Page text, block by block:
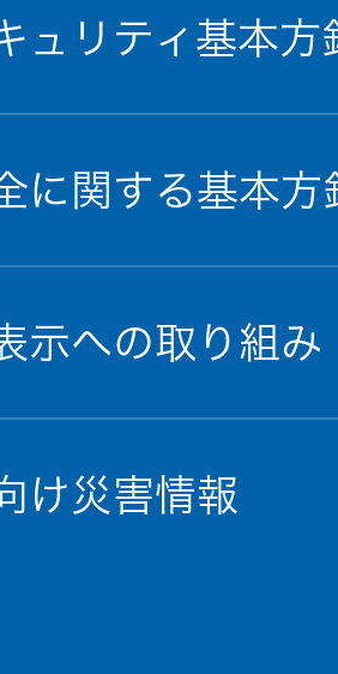
ュリティ基本方
に関する基本方
示への取り組み
け災害情報